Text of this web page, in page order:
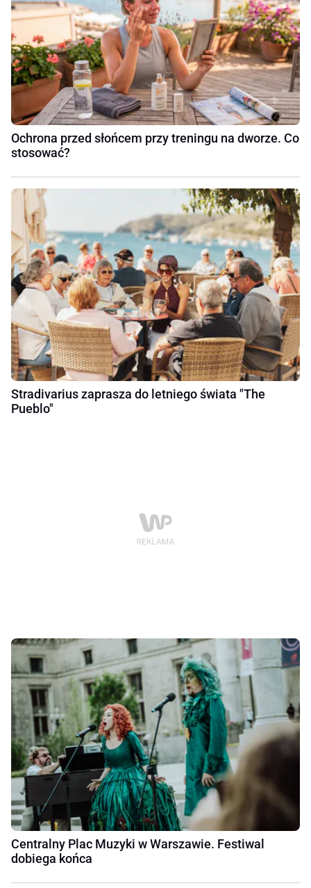
Ochrona przed słońcem przy treningu na dworze. Co
stosować?
Stradivarius zaprasza do letniego świata "The
Pueblo"
Centralny Plac Muzyki w Warszawie. Festiwal
dobiega końca